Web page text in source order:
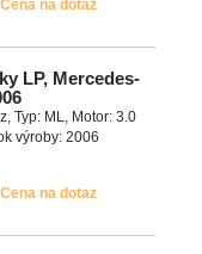
Cena na dotaz
LP, Mercedes-
Typ: ML, Motor: 3.0
výroby: 2006
Cena na dotaz